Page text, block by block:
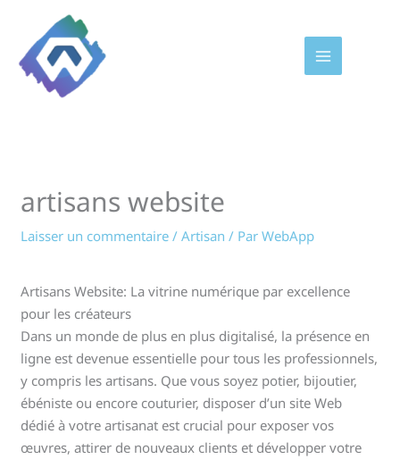
contenu
artisans website
Laisser un commentaire /Artisan / ParWebApp
Artisans Website: La vitrine numérique par excellence
pour les créateurs
Dans un monde de plus en plus digitalisé, la présence en
ligne est devenue essentielle pour tous les professionnels,
y compris les artisans. Que vous soyez potier, bijoutier,
ébéniste ou encore couturier, disposer d’un site Web
dédié à votre artisanat est crucial pour exposer vos
œuvres, attirer de nouveaux clients et développer votre